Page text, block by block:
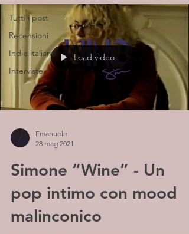
Tutti i post
Recensioni
Indie italiano
Interviste
Load video
Emanuele
28 mag 2021
Simone “Wine” - Un
pop intimo con mood
malinconico